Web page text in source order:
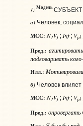
1) МодельСУБЪЕКТ
а) Человек,
МСС: N1Vf;Inf;Vpl
Пред.:
подговаривать
Илл.:
б) Человек
МСС: N1Vf;Inf;Vpl
Пред.: опровергать